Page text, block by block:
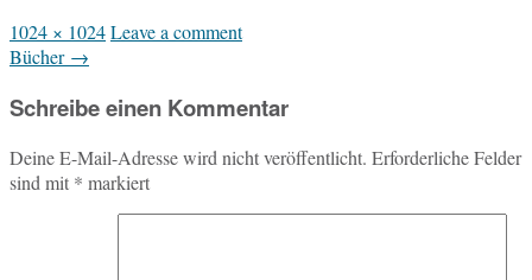
Full
size
1024 × 1024Leave a comment
Post
Bücher →
Schreibe einen Kommentar
Deine E-Mail-Adresse wird nicht veröffentlicht. Erforderliche Felder
sind mit * markiert